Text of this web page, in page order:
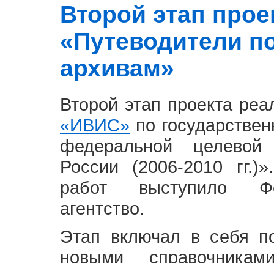
Второй этап
«Путеводители
архивам»
Второй этап проекта
«ИВИС» по
федеральной
России (2006-2010
работ выступило
агентство.
Этап включал в себя
новыми